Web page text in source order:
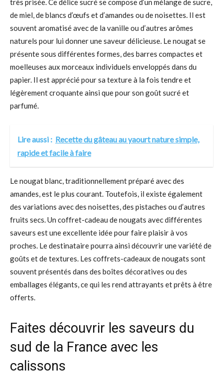
très prisée. Ce délice sucré se compose d’un mélange de sucre,
de miel, de blancs d’œufs et d’amandes ou de noisettes. Il est
souvent aromatisé avec de la vanille ou d’autres arômes
naturels pour lui donner une saveur délicieuse. Le nougat se
présente sous différentes formes, des barres compactes et
moelleuses aux morceaux individuels enveloppés dans du
papier. Il est apprécié pour sa texture à la fois tendre et
légèrement croquante ainsi que pour son goût sucré et
parfumé.
Lire aussi : Recette du gâteau au yaourt nature simple,
rapide et facile à faire
Le nougat blanc, traditionnellement préparé avec des
amandes, est le plus courant. Toutefois, il existe également
des variations avec des noisettes, des pistaches ou d’autres
fruits secs. Un coffret-cadeau de nougats avec différentes
saveurs est une excellente idée pour faire plaisir à vos
proches. Le destinataire pourra ainsi découvrir une variété de
goûts et de textures. Les coffrets-cadeaux de nougats sont
souvent présentés dans des boîtes décoratives ou des
emballages élégants, ce qui les rend attrayants et prêts à être
offerts.
Faites découvrir les saveurs du
sud de la France avec les
calissons